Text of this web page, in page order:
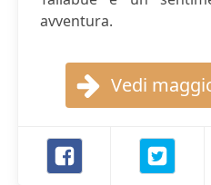
avventura.
Vedi